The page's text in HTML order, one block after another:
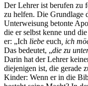
Der Lehrer ist berufen zu
zu helfen. Die Grundlage
Unterweisung betonte
die er selbst kenne und
er: „Ich liebe euch , ich
Das bedeutet, „die zu
Darin hat der Lehrer
diejenigen ist, die gerade
Kinder: Wenn er in die